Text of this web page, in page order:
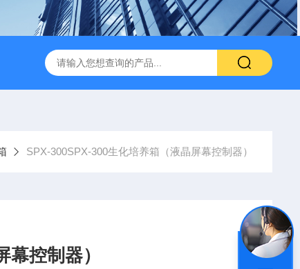
HX-2102CHX-2102C立式双层小容量恒温摇床 DZf-
SPX-300SPX-300生化培养箱（液晶屏幕控制器）
控制器）